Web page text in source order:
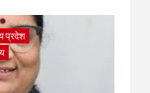
प्रदेश